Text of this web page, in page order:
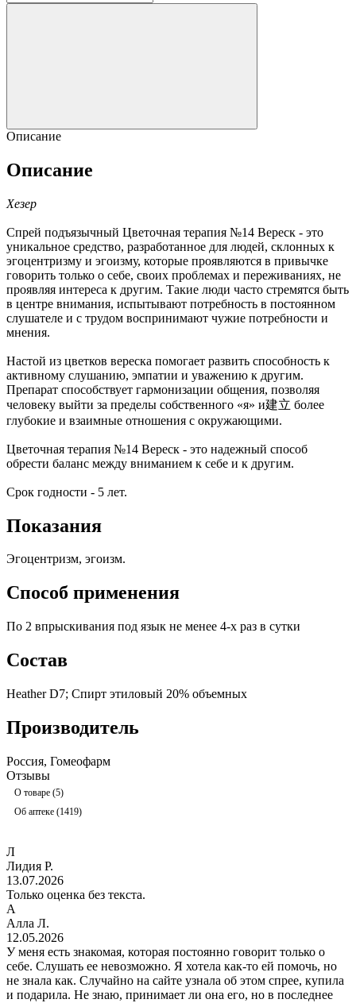
Описание
Описание
Хезер
Спрей подъязычный Цветочная терапия №14 Вереск - это
уникальное средство, разработанное для людей, склонных к
эгоцентризму и эгоизму, которые проявляются в привычке
говорить только о себе, своих проблемах и переживаниях, не
проявляя интереса к другим. Такие люди часто стремятся быть
в центре внимания, испытывают потребность в постоянном
слушателе и с трудом воспринимают чужие потребности и
мнения.
Настой из цветков вереска помогает развить способность к
активному слушанию, эмпатии и уважению к другим.
Препарат способствует гармонизации общения, позволяя
человеку выйти за пределы собственного «я» и建立 более
глубокие и взаимные отношения с окружающими.
Цветочная терапия №14 Вереск - это надежный способ
обрести баланс между вниманием к себе и к другим.
Срок годности - 5 лет.
Показания
Эгоцентризм, эгоизм.
Способ применения
По 2 впрыскивания под язык не менее 4-х раз в сутки
Состав
Heather D7; Спирт этиловый 20% объемных
Производитель
Россия, Гомеофарм
Отзывы
О товаре (5)
Об аптеке (1419)
Л
Лидия Р.
13.07.2026
Только оценка без текста.
А
Алла Л.
12.05.2026
У меня есть знакомая, которая постоянно говорит только о
себе. Слушать ее невозможно. Я хотела как-то ей помочь, но
не знала как. Случайно на сайте узнала об этом спрее, купила
и подарила. Не знаю, принимает ли она его, но в последнее